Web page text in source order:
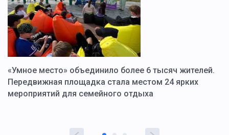
«Умное место» объединило более 6 тысяч жителей.
Передвижная площадка стала местом 24 ярких
мероприятий для семейного отдыха